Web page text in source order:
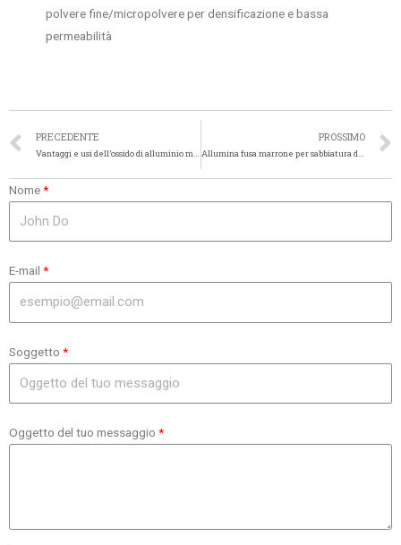
polvere fine/micropolvere per densificazione e bassa
permeabilità
PRECEDENTE
Vantaggi e usi dell’ossido di alluminio marrone
PROSSIMO
Allumina fusa marrone per sabbiatura dei metalli
Nome
E-mail
Soggetto
Oggetto del tuo messaggio